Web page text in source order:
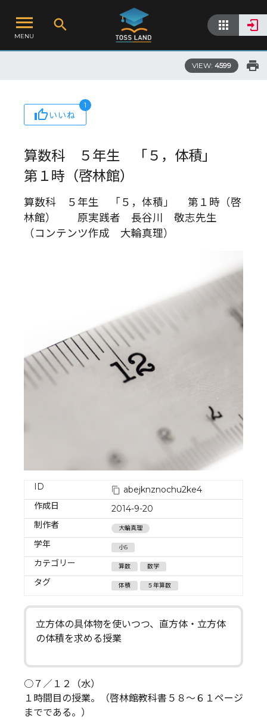
MENU
VIEW: 4599
いいね
1
算数科 ５年生 「５，体積」
第１時（啓林館）
算数科 ５年生 「５，体積」 第１時（啓
林館） 原実践者 長谷川 敬志先生
（コンテンツ作成 大輪真理）
ID
abejknznochu2ke4
作成日
2014-9-20
制作者
大輪真理
学年 小5
カテゴリー 算数 数学
タグ 体積 ５年算数
立方体の具体物を使いつつ、直方体・立方体
の体積を求める授業
○７／１２（水）
１時間目の授業。（啓林館教科書５８～６１ページ
までである。）